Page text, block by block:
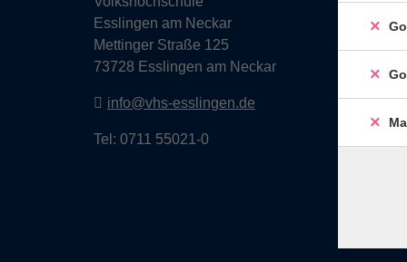
Esslingen am Neckar
Mettinger Straße 125
73728 Esslingen am Neckar
info@vhs-esslingen.de
Tel: 0711 55021-0